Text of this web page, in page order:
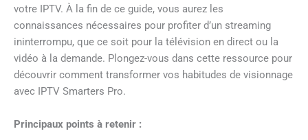
votre IPTV. À la fin de ce guide, vous aurez les
connaissances nécessaires pour profiter d’un streaming
ininterrompu, que ce soit pour la télévision en direct ou la
vidéo à la demande. Plongez-vous dans cette ressource pour
découvrir comment transformer vos habitudes de visionnage
avec IPTV Smarters Pro.
Principaux points à retenir :